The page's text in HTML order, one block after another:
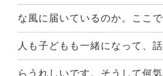
な風に届いているのか。ここ
人も子どもも一緒になって、
らうれしいです。そうして何